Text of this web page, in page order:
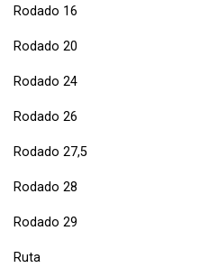
Rodado 16
Rodado 20
Rodado 24
Rodado 26
Rodado 27,5
Rodado 28
Rodado 29
Ruta